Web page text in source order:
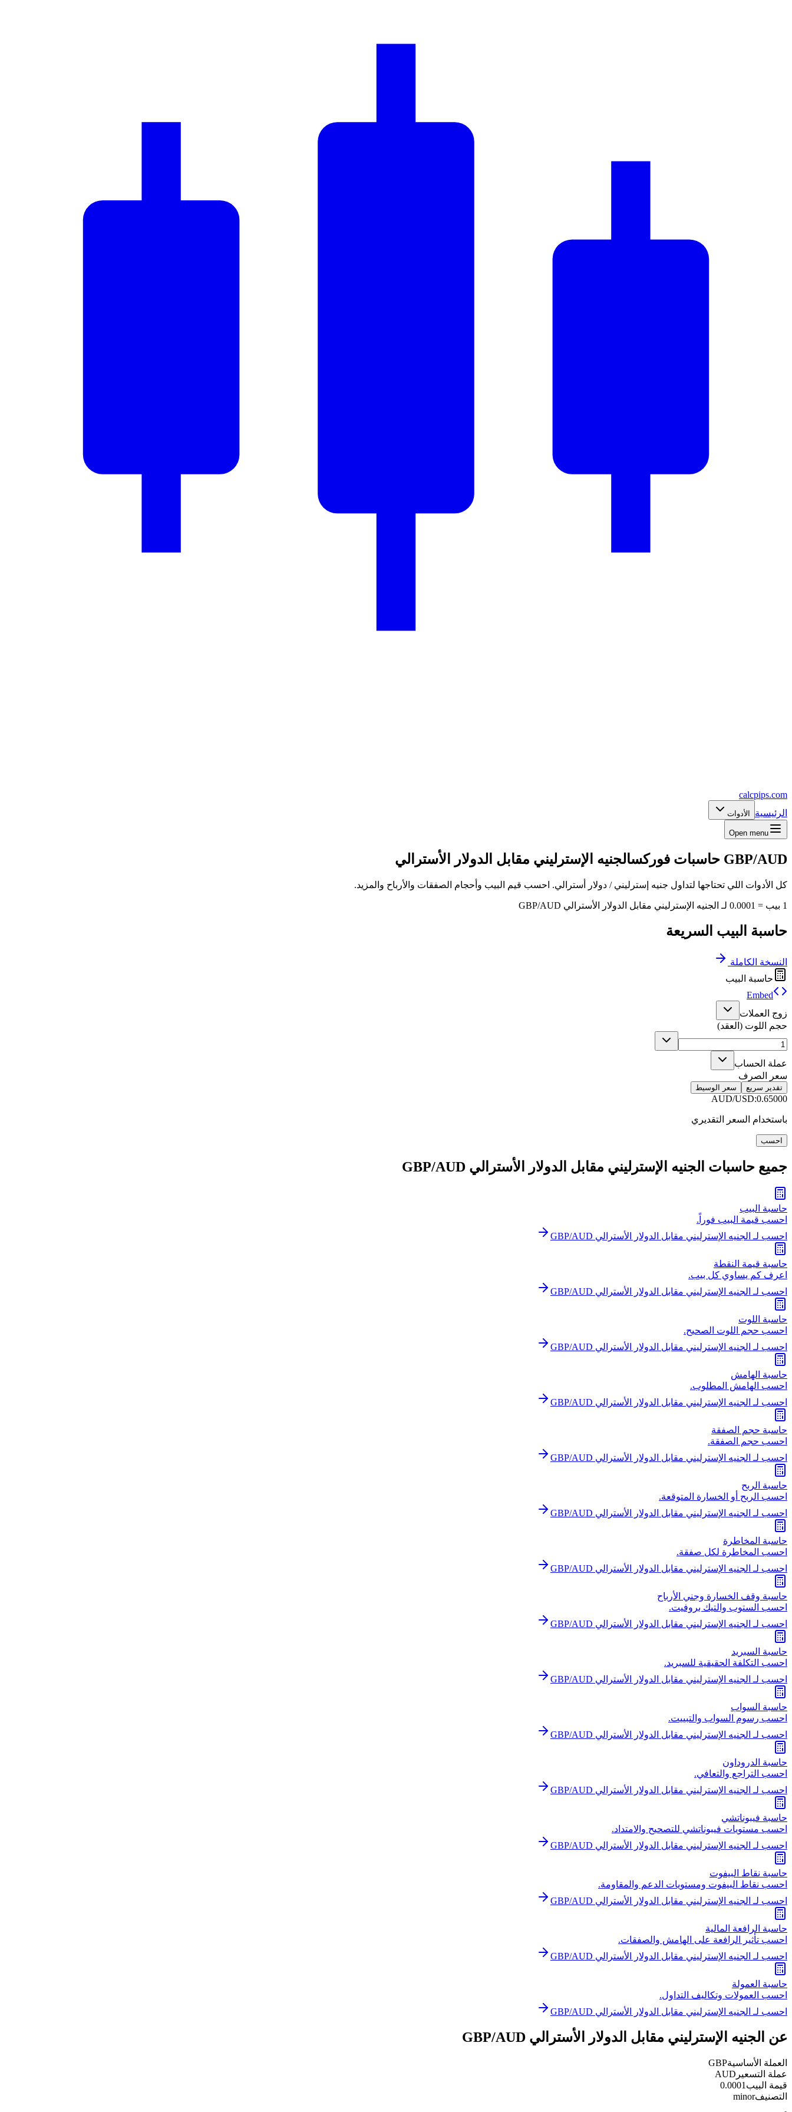
calcpips.com
الرئيسية
الأدوات
Open menu
GBP/AUD حاسبات فوركسالجنيه الإسترليني مقابل الدولار الأسترالي
كل الأدوات اللي تحتاجها لتداول جنيه إسترليني / دولار أسترالي. احسب قيم البيب وأحجام الصفقات والأرباح والمزيد.
1 بيب = 0.0001 لـ الجنيه الإسترليني مقابل الدولار الأسترالي GBP/AUD
حاسبة البيب السريعة
النسخة الكاملة
حاسبة البيب
Embed
زوج العملات
حجم اللوت (العقد)
عملة الحساب
سعر الصرف
تقدير سريع سعر الوسيط
AUD/USD:0.65000
باستخدام السعر التقديري
احسب
جميع حاسبات الجنيه الإسترليني مقابل الدولار الأسترالي GBP/AUD
حاسبة البيب
احسب قيمة البيب فوراً.
احسب لـ الجنيه الإسترليني مقابل الدولار الأسترالي GBP/AUD
حاسبة قيمة النقطة
اعرف كم يساوي كل بيب.
احسب لـ الجنيه الإسترليني مقابل الدولار الأسترالي GBP/AUD
حاسبة اللوت
احسب حجم اللوت الصحيح.
احسب لـ الجنيه الإسترليني مقابل الدولار الأسترالي GBP/AUD
حاسبة الهامش
احسب الهامش المطلوب.
احسب لـ الجنيه الإسترليني مقابل الدولار الأسترالي GBP/AUD
حاسبة حجم الصفقة
احسب حجم الصفقة.
احسب لـ الجنيه الإسترليني مقابل الدولار الأسترالي GBP/AUD
حاسبة الربح
احسب الربح أو الخسارة المتوقعة.
احسب لـ الجنيه الإسترليني مقابل الدولار الأسترالي GBP/AUD
حاسبة المخاطرة
احسب المخاطرة لكل صفقة.
احسب لـ الجنيه الإسترليني مقابل الدولار الأسترالي GBP/AUD
حاسبة وقف الخسارة وجني الأرباح
احسب الستوب والتيك بروفيت.
احسب لـ الجنيه الإسترليني مقابل الدولار الأسترالي GBP/AUD
حاسبة السبريد
احسب التكلفة الحقيقية للسبريد.
احسب لـ الجنيه الإسترليني مقابل الدولار الأسترالي GBP/AUD
حاسبة السواب
احسب رسوم السواب والتبييت.
احسب لـ الجنيه الإسترليني مقابل الدولار الأسترالي GBP/AUD
حاسبة الدروداون
احسب التراجع والتعافي.
احسب لـ الجنيه الإسترليني مقابل الدولار الأسترالي GBP/AUD
حاسبة فيبوناتشي
احسب مستويات فيبوناتشي للتصحيح والامتداد.
احسب لـ الجنيه الإسترليني مقابل الدولار الأسترالي GBP/AUD
حاسبة نقاط البيفوت
احسب نقاط البيفوت ومستويات الدعم والمقاومة.
احسب لـ الجنيه الإسترليني مقابل الدولار الأسترالي GBP/AUD
حاسبة الرافعة المالية
احسب تأثير الرافعة على الهامش والصفقات.
احسب لـ الجنيه الإسترليني مقابل الدولار الأسترالي GBP/AUD
حاسبة العمولة
احسب العمولات وتكاليف التداول.
احسب لـ الجنيه الإسترليني مقابل الدولار الأسترالي GBP/AUD
عن الجنيه الإسترليني مقابل الدولار الأسترالي GBP/AUD
العملة الأساسيةGBP
عملة التسعير AUD
قيمة البيب 0.0001
التصنيفminor